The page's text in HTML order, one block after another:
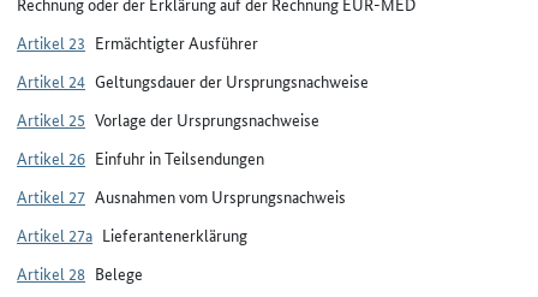
Artikel 23 Ermächtigter Ausführer
Artikel 24 Geltungsdauer der Ursprungsnachweise
Artikel 25 Vorlage der Ursprungsnachweise
Artikel 26 Einfuhr in Teilsendungen
Artikel 27 Ausnahmen vom Ursprungsnachweis
Artikel 27a Lieferantenerklärung
Artikel 28 Belege